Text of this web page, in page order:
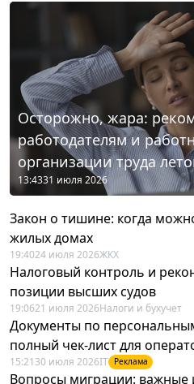
Осторожно, жара:
работодателям и
организации труда
13:4331 июля 2026
Закон о тишине: когда
жилых домах
19:4024 июля 2026ЖКХ
Налоговый контроль и
позиции высших судов
19:0621 июля 2026Налоги и бухучет
Документы по
полный чек-лист для
15:21 30 июля 2026IT Реклама
Вопросы миграции: важные